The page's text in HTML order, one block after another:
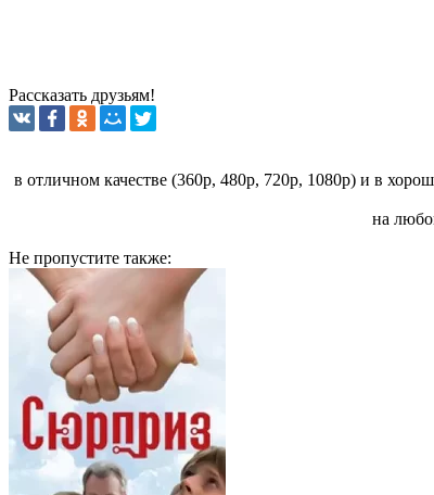
Рассказать друзьям!
в отличном качестве (360p, 480p, 720p, 1080p) и в
на
Не пропустите также: